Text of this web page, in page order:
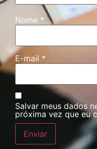
Nome *
E-mail *
Salvar meus dados
próxima vez que eu